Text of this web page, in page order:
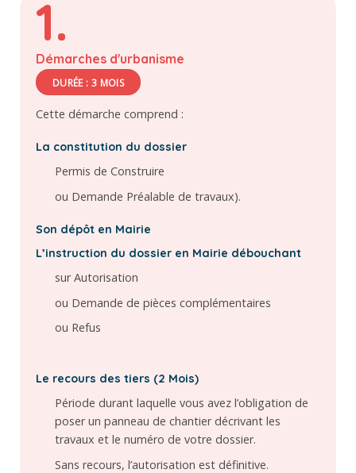
1.
Démarches d'urbanisme
DURÉE : 3 MOIS
Cette démarche comprend :
La constitution du dossier
Permis de Construire
ou Demande Préalable de travaux).
Son dépôt en Mairie
L’instruction du dossier en Mairie débouchant
sur Autorisation
ou Demande de pièces complémentaires
ou Refus
Le recours des tiers (2 Mois)
Période durant laquelle vous avez l’obligation de
poser un panneau de chantier décrivant les
travaux et le numéro de votre dossier.
Sans recours, l’autorisation est définitive.